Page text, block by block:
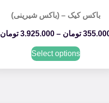
باکس کیک – (باکس شیرینی)
تومان –
3.925.000 تومان
Select options